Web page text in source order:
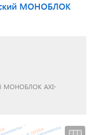
Новгород
МОНОБЛОК
МОНОБЛОК AXI-